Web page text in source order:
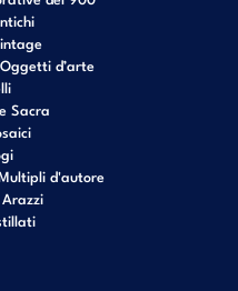
d’arte
Sacra
d'autore